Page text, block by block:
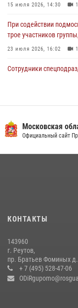
15 июля 2026, 14:30 1
При содействии
трое участников
23 июля 2026, 16:02 1
Сотрудники
жильцов
16 июля 2026, 09:00 1
В Подмосковье
«Пересвет»
02 августа 2026, 18:01
Московская
Официальный сайт
КОНТАКТЫ
143960
г. Реутов,
пр. Братьев Фоминых
+ 7 (495) 528-47-06